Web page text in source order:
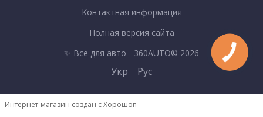
Контактная информация
Полная версия сайта
✨ Все для авто - 360AUTO© 2026
Укр Рус
Интернет-магазин создан с Хорошоп